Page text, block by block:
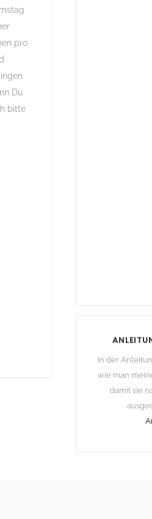
pro
Du
bitte
In der
wie man
damit sie